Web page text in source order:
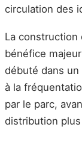
circulation des
La construction
bénéfice
débuté dans un
à la
par le parc,
distribution